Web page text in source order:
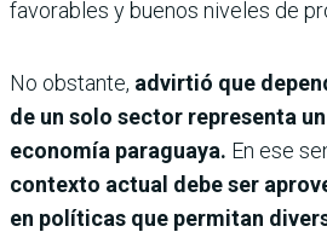
favorables y buenos niveles de
No obstante, advirtió que
de un solo sector representa
economía paraguaya. En ese
contexto actual debe ser
en políticas que permitan